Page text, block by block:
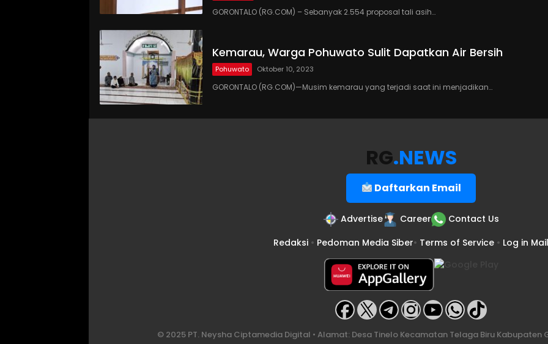
GORONTALO (RG.COM) – Sebanyak 2.554 proposal tali asih…
Kemarau, Warga Pohuwato Sulit Dapatkan Air Bersih
Pohuwato Oktober 10, 2023
GORONTALO (RG.COM)—Musim kemarau yang terjadi saat ini menjadikan…
RG.NEWS
Daftarkan Email
Advertise Career
Contact Us
Redaksi • Pedoman Media Siber• Terms of Service • Log in Mail
© 2025 PT. Neysha Ciptamedia Digital • Alamat: Desa Tinelo Kecamatan Telaga Biru